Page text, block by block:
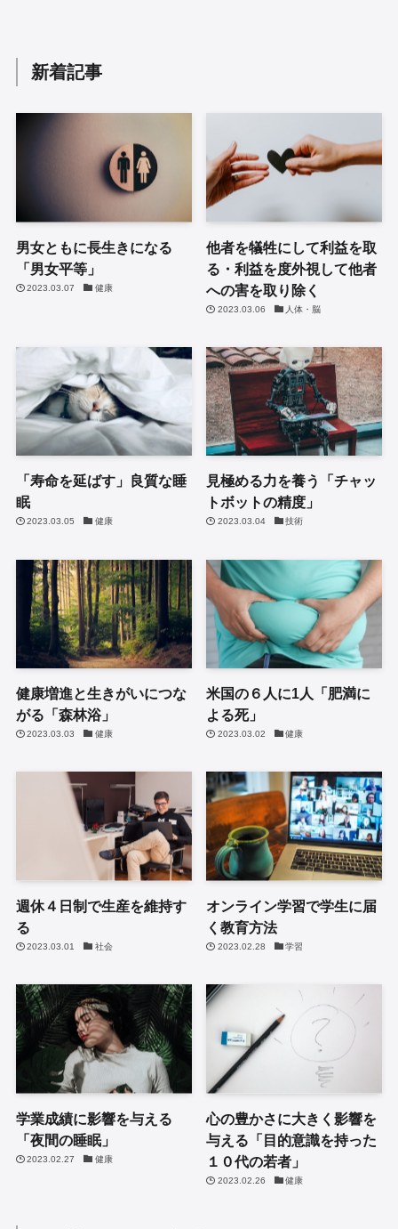
新着記事
男女ともに長生きになる
「男女平等」
2023.03.07 健康
他者を犠牲にして利益を取
る・利益を度外視して他者
への害を取り除く
2023.03.06 人体・脳
「寿命を延ばす」良質な睡
眠
2023.03.05 健康
見極める力を養う「チャッ
トボットの精度」
2023.03.04 技術
健康増進と生きがいにつな
がる「森林浴」
2023.03.03 健康
米国の６人に1人「肥満に
よる死」
2023.03.02 健康
週休４日制で生産を維持す
る
2023.03.01 社会
オンライン学習で学生に届
く教育方法
2023.02.28 学習
学業成績に影響を与える
「夜間の睡眠」
2023.02.27 健康
心の豊かさに大きく影響を
与える「目的意識を持った
１０代の若者」
2023.02.26 健康